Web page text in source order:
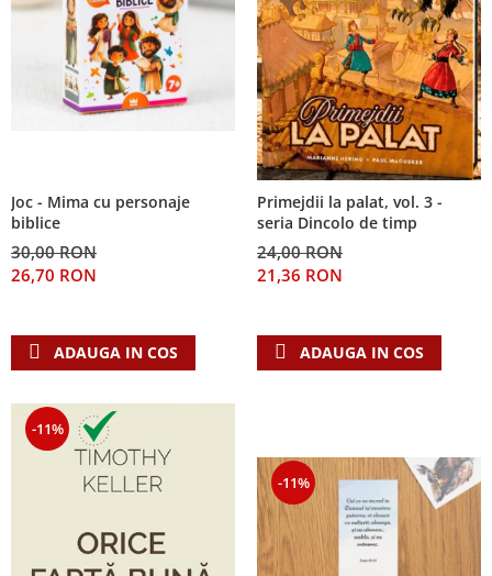
Joc - Mima cu personaje
biblice
30,00 RON
26,70 RON
ADAUGA IN COS
Primejdii la palat, vol. 3 -
seria Dincolo de timp
24,00 RON
21,36 RON
ADAUGA IN COS
-11%
-11%